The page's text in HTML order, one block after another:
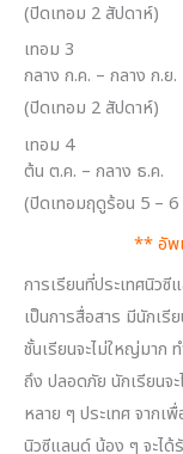
(ปิดเทอม 2 สัปดาห์)
เทอม 3
กลาง ก.ค. – กลาง ก.ย.
(ปิดเทอม 2 สัปดาห์)
เทอม 4
ต้น ต.ค. – กลาง ธ.ค.
(ปิดเทอมฤดูร้อน 5 – 6
** อัพ
การเรียนที่ประเทศนิว
เป็นการสื่อสาร มีนักเรี
ชั้นเรียนจะไม่ใหญ่มาก
ถึง ปลอดภัย นักเรียนจ
หลาย ๆ ประเทศ จากเ
นิวซีแลนด์ น้อง ๆ จะได้